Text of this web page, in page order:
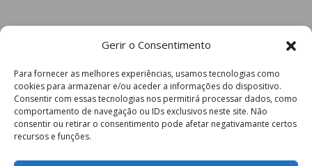
Gerir o Consentimento
Para fornecer as melhores experiências, usamos tecnologias como
cookies para armazenar e/ou aceder a informações do dispositivo.
Consentir com essas tecnologias nos permitirá processar dados, como
comportamento de navegação ou IDs exclusivos neste site. Não
consentir ou retirar o consentimento pode afetar negativamante certos
recursos e funções.